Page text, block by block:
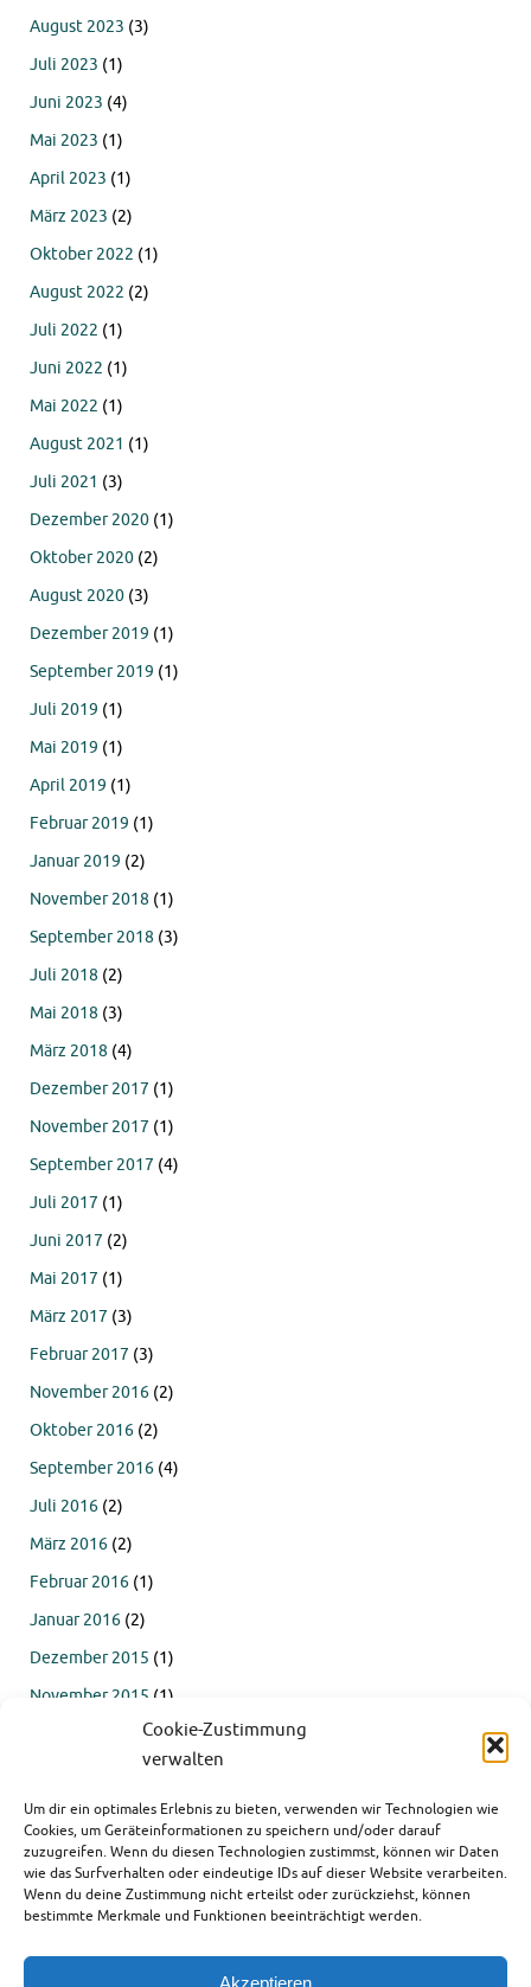
Cookie-Zustimmung
verwalten
Um dir ein optimales Erlebnis zu bieten, verwenden wir Technologien wie
Cookies, um Geräteinformationen zu speichern und/oder darauf
zuzugreifen. Wenn du diesen Technologien zustimmst, können wir Daten
wie das Surfverhalten oder eindeutige IDs auf dieser Website verarbeiten.
Wenn du deine Zustimmung nicht erteilst oder zurückziehst, können
bestimmte Merkmale und Funktionen beeinträchtigt werden.
Akzeptieren
August 2023 (3)
Juli 2023 (1)
Juni 2023 (4)
Mai 2023 (1)
April 2023 (1)
März 2023 (2)
Oktober 2022 (1)
August 2022 (2)
Juli 2022 (1)
Juni 2022 (1)
Mai 2022 (1)
August 2021 (1)
Juli 2021 (3)
Dezember 2020 (1)
Oktober 2020 (2)
August 2020 (3)
Dezember 2019 (1)
September 2019 (1)
Juli 2019 (1)
Mai 2019 (1)
April 2019 (1)
Februar 2019 (1)
Januar 2019 (2)
November 2018 (1)
September 2018 (3)
Juli 2018 (2)
Mai 2018 (3)
März 2018 (4)
Dezember 2017 (1)
November 2017 (1)
September 2017 (4)
Juli 2017 (1)
Juni 2017 (2)
Mai 2017 (1)
März 2017 (3)
Februar 2017 (3)
November 2016 (2)
Oktober 2016 (2)
September 2016 (4)
Juli 2016 (2)
März 2016 (2)
Februar 2016 (1)
Januar 2016 (2)
Dezember 2015 (1)
November 2015 (1)
(4)
September 2015 (4)
Juli 2015(2)
Juni 2015 (1)
März 2015
(1)